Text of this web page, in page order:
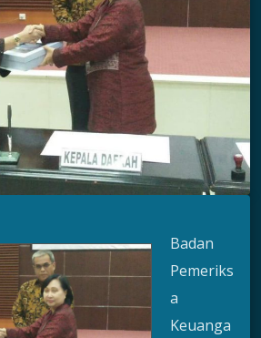
Badan
Pemeriks
a
Keuanga